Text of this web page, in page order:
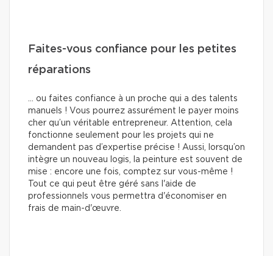
Faites-vous confiance pour les petites
réparations
… ou faites confiance à un proche qui a des talents
manuels ! Vous pourrez assurément le payer moins
cher qu’un véritable entrepreneur. Attention, cela
fonctionne seulement pour les projets qui ne
demandent pas d’expertise précise ! Aussi, lorsqu’on
intègre un nouveau logis, la peinture est souvent de
mise : encore une fois, comptez sur vous-même !
Tout ce qui peut être géré sans l'aide de
professionnels vous permettra d'économiser en
frais de main-d'œuvre.